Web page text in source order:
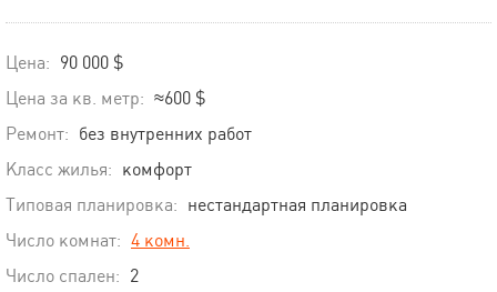
Цена: 90 000 $
Цена за кв. метр: ≈600 $
Ремонт: без внутренних работ
Класс жилья: комфорт
Типовая планировка: нестандартная планировка
Число комнат: 4 комн.
Число спален: 2